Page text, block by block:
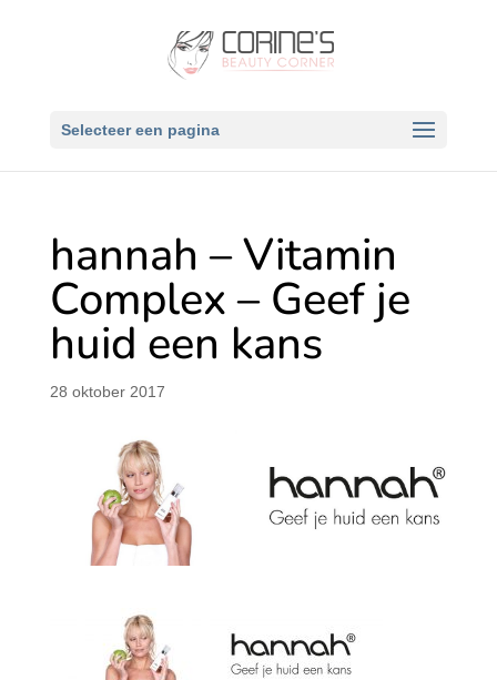
Selecteer een pagina
hannah – Vitamin
Complex – Geef je
huid een kans
28 oktober 2017